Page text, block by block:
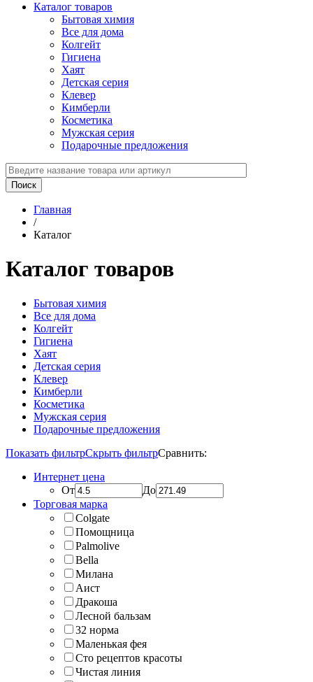
Каталог товаров
Бытовая химия
Все для дома
Колгейт
Гигиена
Хаят
Детская серия
Клевер
Кимберли
Косметика
Мужская серия
Подарочные предложения
Главная
/
Каталог
Каталог товаров
Бытовая химия
Все для дома
Колгейт
Гигиена
Хаят
Детская серия
Клевер
Кимберли
Косметика
Мужская серия
Подарочные предложения
Показать фильтрСкрыть фильтрСравнить:
Интернет цена
От
До
Торговая марка
Colgate
Помощница
Palmolive
Bella
Милана
Аист
Дракоша
Лесной бальзам
32 норма
Маленькая фея
Сто рецептов красоты
Чистая линия